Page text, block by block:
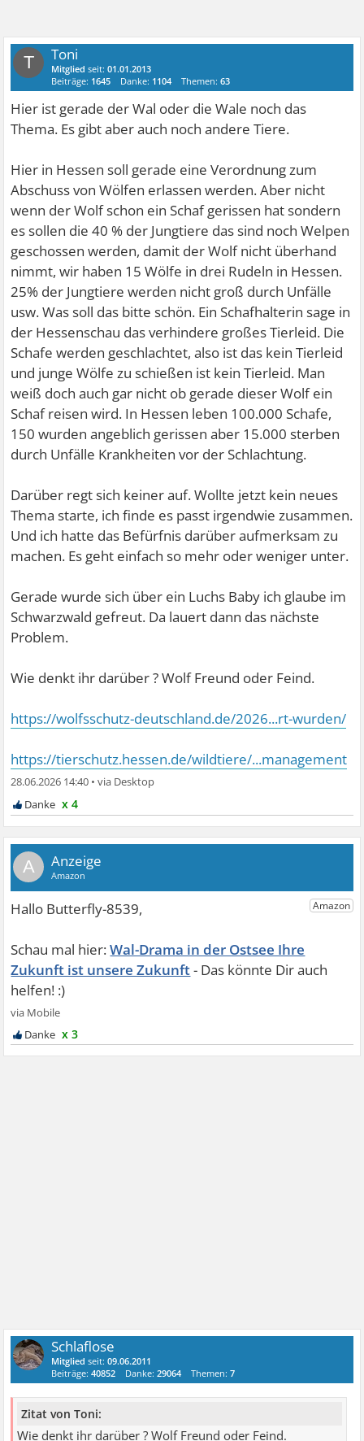
T Toni
Mitglied seit:01.01.2013
Beiträge: 1645 Danke: 1104 Themen:63
Hier ist gerade der Wal oder die Wale noch das
Thema. Es gibt aber auch noch andere Tiere.
Hier in Hessen soll gerade eine Verordnung zum
Abschuss von Wölfen erlassen werden. Aber nicht
wenn der Wolf schon ein Schaf gerissen hat sondern
es sollen die 40 % der Jungtiere das sind noch Welpen
geschossen werden, damit der Wolf nicht überhand
nimmt, wir haben 15 Wölfe in drei Rudeln in Hessen.
25% der Jungtiere werden nicht groß durch Unfälle
usw. Was soll das bitte schön. Ein Schafhalterin sage in
der Hessenschau das verhindere großes Tierleid. Die
Schafe werden geschlachtet, also ist das kein Tierleid
und junge Wölfe zu schießen ist kein Tierleid. Man
weiß doch auch gar nicht ob gerade dieser Wolf ein
Schaf reisen wird. In Hessen leben 100.000 Schafe,
150 wurden angeblich gerissen aber 15.000 sterben
durch Unfälle Krankheiten vor der Schlachtung.
Darüber regt sich keiner auf. Wollte jetzt kein neues
Thema starte, ich finde es passt irgendwie zusammen.
Und ich hatte das Befürfnis darüber aufmerksam zu
machen. Es geht einfach so mehr oder weniger unter.
Gerade wurde sich über ein Luchs Baby ich glaube im
Schwarzwald gefreut. Da lauert dann das nächste
Problem.
Wie denkt ihr darüber ? Wolf Freund oder Feind.
https://wolfsschutz-deutschland.de/2026...rt-wurden/
https://tierschutz.hessen.de/wildtiere/...management
28.06.2026 14:40 •
x 4
A
Wal-Drama in der Ostsee Ihre
Zukunft ist unsere Zukunft
x 3
Schlaflose
Mitglied seit:09.06.2011
Beiträge:40852 Danke:29064 Themen:7
Zitat von Toni:
Wie denkt ihr darüber ? Wolf Freund oder Feind.